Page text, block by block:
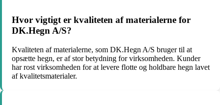
Hvor vigtigt er kvaliteten af materialerne for
DK.Hegn A/S?
Kvaliteten af materialerne, som DK.Hegn A/S bruger til at
opsætte hegn, er af stor betydning for virksomheden. Kunder
har rost virksomheden for at levere flotte og holdbare hegn lavet
af kvalitetsmaterialer.